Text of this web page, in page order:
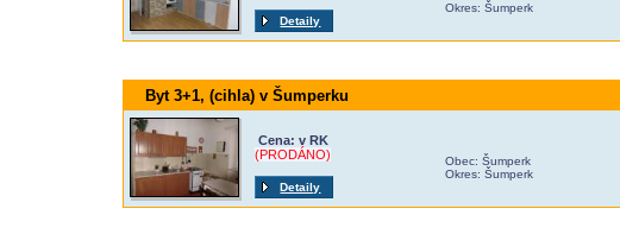
Detaily
Okres: Šumperk
Byt 3+1, (cihla) v Šumperku
Cena: v RK
(PRODÁNO)
Detaily
Obec: Šumperk
Okres: Šumperk